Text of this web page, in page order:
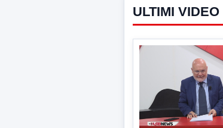
In studio Enzo Colarusso